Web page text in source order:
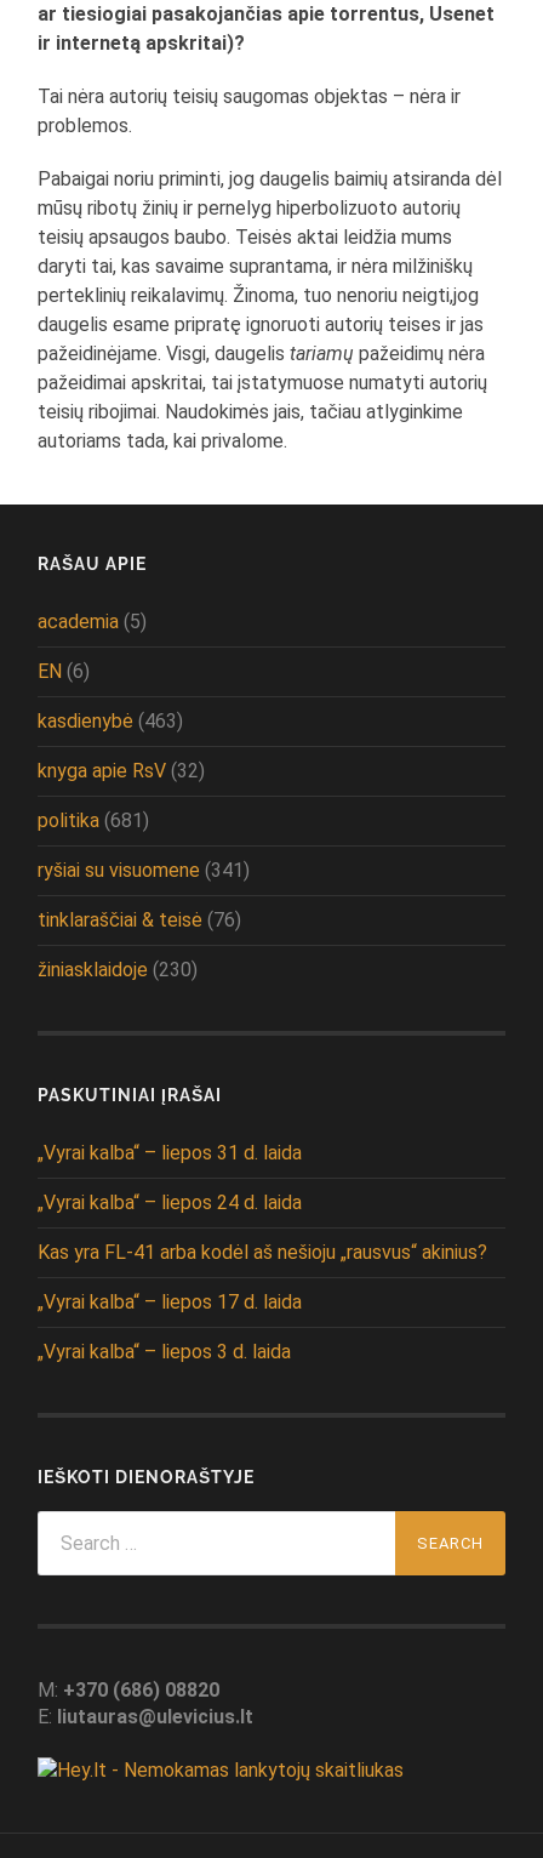
ar tiesiogiai pasakojančias apie torrentus, Usenet
ir internetą apskritai)?
Tai nėra autorių teisių saugomas objektas – nėra ir
problemos.
Pabaigai noriu priminti, jog daugelis baimių atsiranda dėl
mūsų ribotų žinių ir pernelyg hiperbolizuoto autorių
teisių apsaugos baubo. Teisės aktai leidžia mums
daryti tai, kas savaime suprantama, ir nėra milžiniškų
perteklinių reikalavimų. Žinoma, tuo nenoriu neigti,jog
daugelis esame pripratę ignoruoti autorių teises ir jas
pažeidinėjame. Visgi, daugelistariamų pažeidimų nėra
pažeidimai apskritai, tai įstatymuose numatyti autorių
teisių ribojimai. Naudokimės jais, tačiau atlyginkime
autoriams tada, kai privalome.
RAŠAU APIE
academia (5)
EN (6)
kasdienybė (463)
knyga apie RsV (32)
politika (681)
ryšiai su visuomene (341)
tinklaraščiai & teisė (76)
žiniasklaidoje (230)
PASKUTINIAI ĮRAŠAI
„Vyrai kalba“ – liepos 31 d. laida
„Vyrai kalba“ – liepos 24 d. laida
Kas yra FL-41 arba kodėl aš nešioju „rausvus“ akinius?
„Vyrai kalba“ – liepos 17 d. laida
„Vyrai kalba“ – liepos 3 d. laida
IEŠKOTI DIENORAŠTYJE
for:
M: +370 (686) 08820
E: liutauras@ulevicius.lt